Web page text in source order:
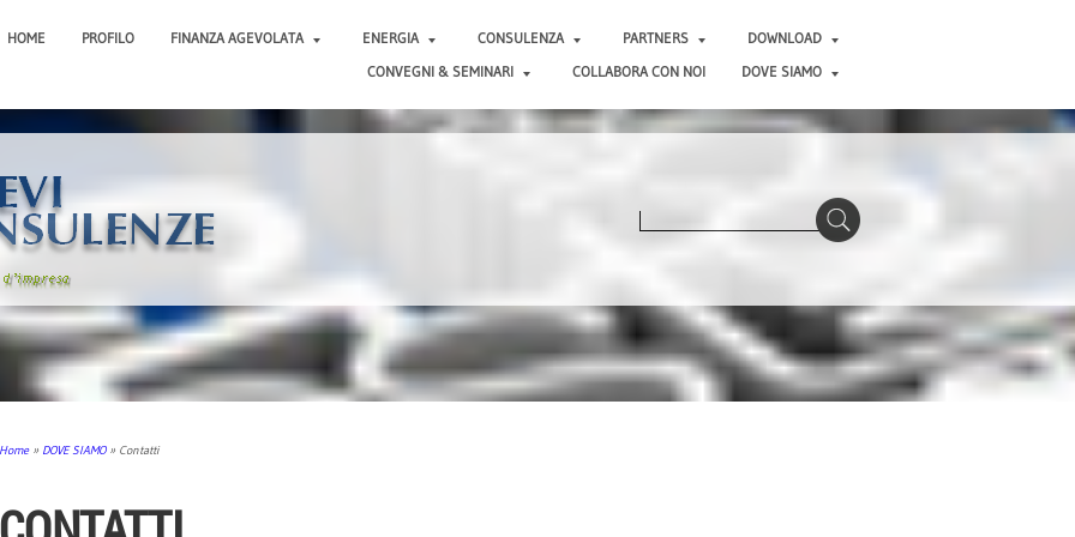
HOME PROFILO FINANZA AGEVOLATA ENERGIA CONSULENZA PARTNERS
DOWNLOAD
CONVEGNI & SEMINARI
COLLABORA CON NOI DOVE SIAMO
Home» DOVE SIAMO» Contatti